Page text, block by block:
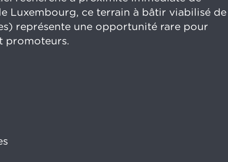
Luxembourg, ce terrain à bâtir viabilisé de
représente une opportunité rare pour
promoteurs.